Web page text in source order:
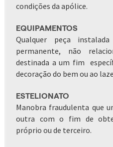
condições da apólice.
EQUIPAMENTOS
Qualquer peça
permanente, não
destinada a um fim
decoração do bem ou ao
ESTELIONATO
Manobra fraudulenta que
outra com o fim de
próprio ou de terceiro.